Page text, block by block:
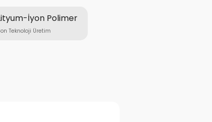
İyon Polimer
Teknoloji Üretim